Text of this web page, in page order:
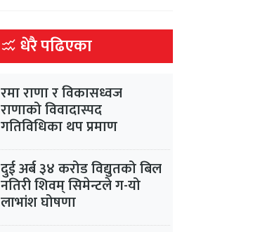
धेरै पढिएका
रमा राणा र विकासध्वज
राणाको विवादास्पद
गतिविधिका थप प्रमाण
दुई अर्ब ३४ करोड विद्युतको बिल
नतिरी शिवम् सिमेन्टले ग-यो
लाभांश घोषणा